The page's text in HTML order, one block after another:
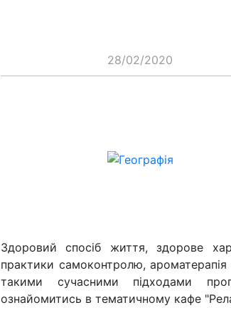
28/02/2020
Здоровий спосіб життя, здорове
практики самоконтролю,
такими сучасними підходами
ознайомитись в тематичному кафе